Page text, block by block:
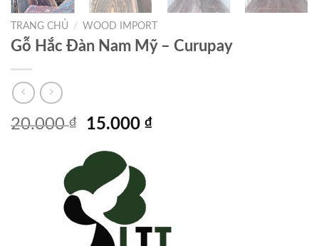
TRANG CHỦ / WOOD IMPORT
Gỗ Hắc Đàn Nam Mỹ – Curupay
20.000₫
Giá
là:
20.000 ₫.
15.000₫Giá